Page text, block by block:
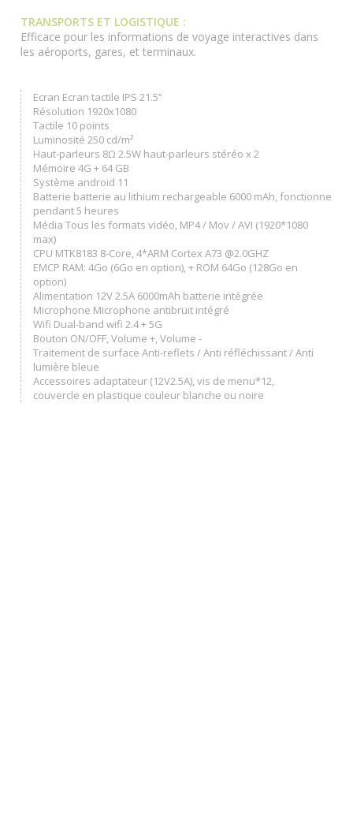
TRANSPORTS ET LOGISTIQUE :
Efficace pour les informations de voyage interactives dans
les aéroports, gares, et terminaux.
Ecran Ecran tactile IPS 21.5’’
Résolution 1920x1080
Tactile 10 points
Luminosité 250 cd/m²
Haut-parleurs 8Ω 2.5W haut-parleurs stéréo x 2
Mémoire 4G + 64 GB
Système android 11
Batterie batterie au lithium rechargeable 6000 mAh, fonctionne
pendant 5 heures
Média Tous les formats vidéo, MP4 / Mov / AVI (1920*1080
max)
CPU MTK8183 8-Core, 4*ARM Cortex A73 @2.0GHZ
EMCP RAM: 4Go (6Go en option), + ROM 64Go (128Go en
option)
Alimentation 12V 2.5A 6000mAh batterie intégrée
Microphone Microphone antibruit intégré
Wifi Dual-band wifi 2.4 + 5G
Bouton ON/OFF, Volume +, Volume -
Traitement de surface Anti-reflets / Anti réfléchissant / Anti
lumière bleue
Accessoires adaptateur (12V2.5A), vis de menu*12,
couvercle en plastique couleur blanche ou noire